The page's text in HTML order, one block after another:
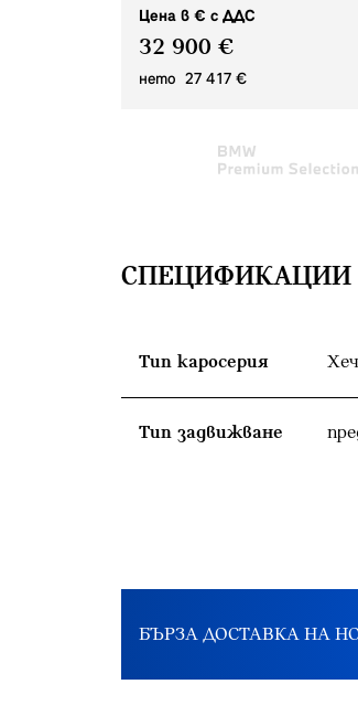
Цена в € с ДДС
32 900 €
нето 27 417 €
СПЕЦИФИКАЦИИ
Тип каросерия
Тип задвижване
БЪРЗА ДОСТАВКА НА